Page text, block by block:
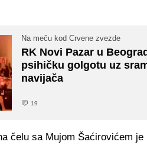
Na meču kod Crvene zvezde
RK Novi Pazar u
psihičku golgotu uz
navijača
19
čelu sa Mujom Šaćirovićem je